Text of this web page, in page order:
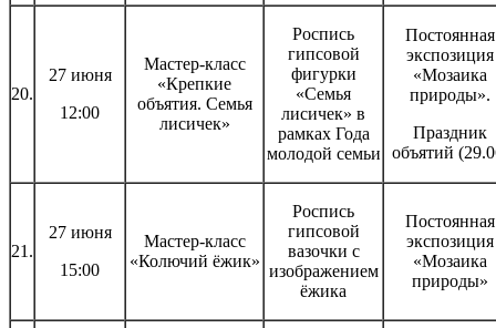
20.
27 июня
12:00
Мастер-класс
«Крепкие
объятия. Семья
лисичек»
Роспись
гипсовой
фигурки
«Семья
лисичек» в
рамках Года
молодой семьи
Постоянная
экспозиция
«Мозаика
природы».
Праздник
объятий
21.
27 июня
15:00
Мастер-класс
«Колючий ёжик»
Роспись
гипсовой
вазочки с
изображением
ёжика
Постоянная
экспозиция
«Мозаика
природы»